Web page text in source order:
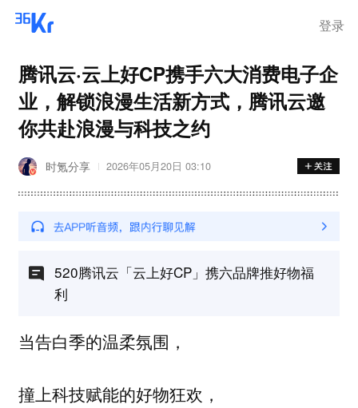
登录
腾讯云·云上好CP携手六大消费电子企
业，解锁浪漫生活新方式，腾讯云邀
你共赴浪漫与科技之约
时氪分享 2026年05月20日 03:10
520腾讯云「云上好CP」携六品牌推好物福
利
当告白季的温柔氛围，
撞上科技赋能的好物狂欢，